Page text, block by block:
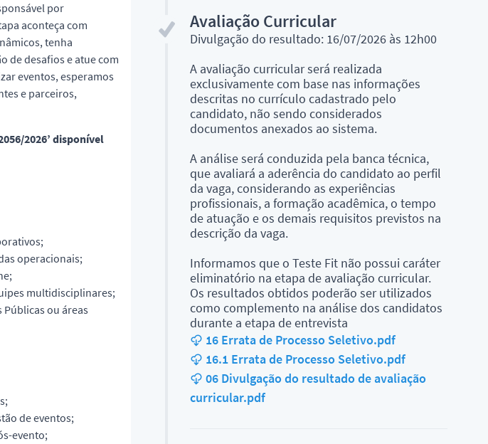
por
aconteça com
tenha
de desafios e atue com
eventos, esperamos
e parceiros,
2026’ disponível
operacionais;
multidisciplinares;
ou áreas
de eventos;
evento;
Avaliação Curricular
Divulgação do resultado: 16/07/2026 às 12h00
A avaliação curricular será realizada
exclusivamente com base nas informações
descritas no currículo cadastrado pelo
candidato, não sendo considerados
documentos anexados ao sistema.
A análise será conduzida pela banca técnica,
que avaliará a aderência do candidato ao perfil
da vaga, considerando as experiências
profissionais, a formação acadêmica, o tempo
de atuação e os demais requisitos previstos na
descrição da vaga.
Informamos que o Teste Fit não possui caráter
eliminatório na etapa de avaliação curricular.
Os resultados obtidos poderão ser utilizados
como complemento na análise dos candidatos
durante a etapa de entrevista
16 Errata de Processo Seletivo.pdf
16.1 Errata de Processo Seletivo.pdf
06 Divulgação do resultado de avaliação
curricular.pdf